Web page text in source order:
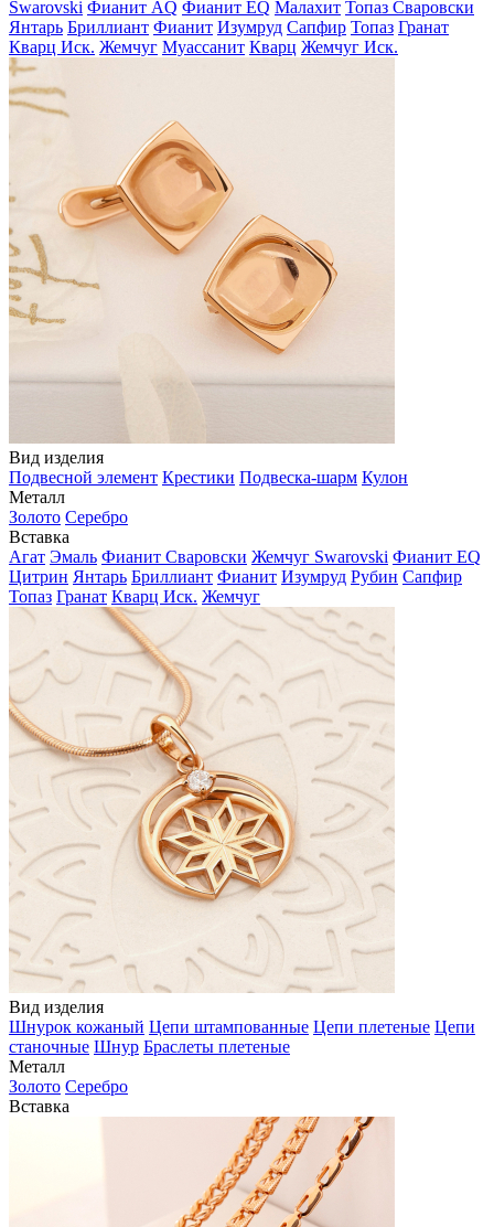
Swarovski Фианит AQ Фианит EQ Малахит Топаз Сваровски
Янтарь Бриллиант Фианит Изумруд Сапфир Топаз Гранат
Кварц Иск. Жемчуг Муассанит Кварц Жемчуг Иск.
Вид изделия
Подвесной элемент Крестики Подвеска-шарм Кулон
Металл
Золото Серебро
Вставка
Агат Эмаль Фианит Сваровски Жемчуг Swarovski Фианит EQ
Цитрин Янтарь Бриллиант Фианит Изумруд Рубин Сапфир
Топаз Гранат Кварц Иск. Жемчуг
Вид изделия
Шнурок кожаный Цепи штампованные Цепи плетеные Цепи
станочные Шнур Браслеты плетеные
Металл
Золото Серебро
Вставка